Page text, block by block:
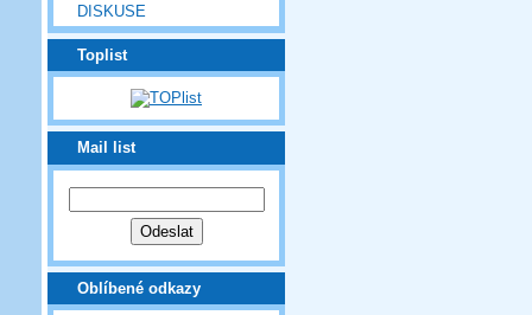
DISKUSE
Toplist
Mail list
Oblíbené odkazy